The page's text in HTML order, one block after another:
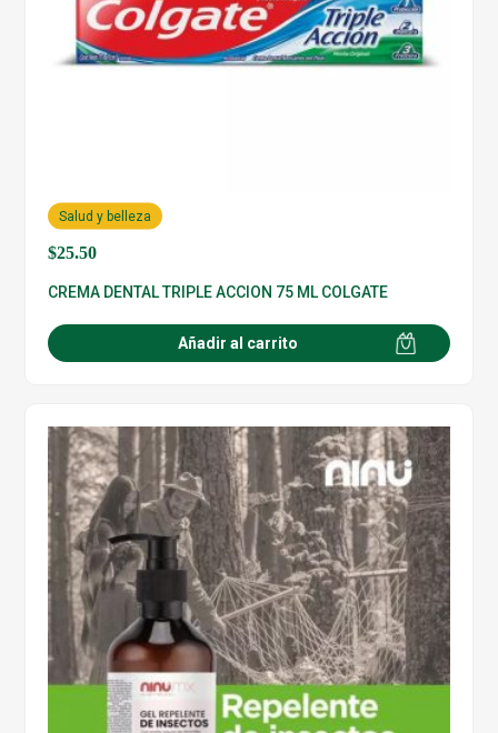
$25.50
Salud y belleza
CREMA DENTAL TRIPLE ACCION 75 ML COLGATE
Añadir al carrito